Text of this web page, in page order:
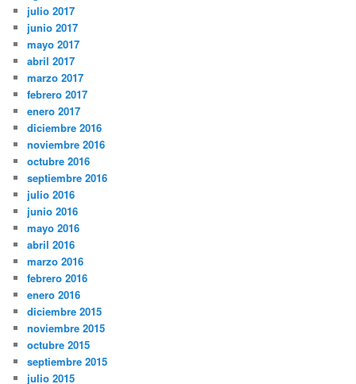
julio 2017
junio 2017
mayo 2017
abril 2017
marzo 2017
febrero 2017
enero 2017
diciembre 2016
noviembre 2016
octubre 2016
septiembre 2016
julio 2016
junio 2016
mayo 2016
abril 2016
marzo 2016
febrero 2016
enero 2016
diciembre 2015
noviembre 2015
octubre 2015
septiembre 2015
julio 2015